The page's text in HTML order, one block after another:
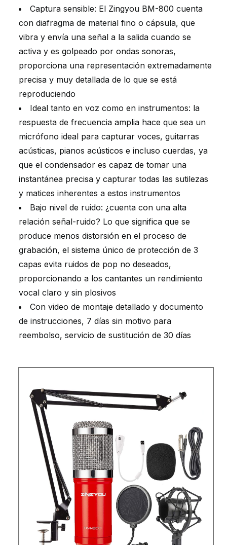
Captura sensible: El Zingyou BM-800 cuenta
con diafragma de material fino o cápsula, que
vibra y envía una señal a la salida cuando se
activa y es golpeado por ondas sonoras,
proporciona una representación extremadamente
precisa y muy detallada de lo que se está
reproduciendo
Ideal tanto en voz como en instrumentos: la
respuesta de frecuencia amplia hace que sea un
micrófono ideal para capturar voces, guitarras
acústicas, pianos acústicos e incluso cuerdas, ya
que el condensador es capaz de tomar una
instantánea precisa y capturar todas las sutilezas
y matices inherentes a estos instrumentos
Bajo nivel de ruido: ¿cuenta con una alta
relación señal-ruido? Lo que significa que se
produce menos distorsión en el proceso de
grabación, el sistema único de protección de 3
capas evita ruidos de pop no deseados,
proporcionando a los cantantes un rendimiento
vocal claro y sin plosivos
Con video de montaje detallado y documento
de instrucciones, 7 días sin motivo para
reembolso, servicio de sustitución de 30 días